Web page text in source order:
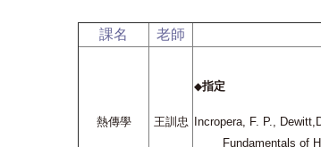
課名 老師
熱傳學 王訓忠
◆指定
Incropera, F. P.,
Fundamentals of